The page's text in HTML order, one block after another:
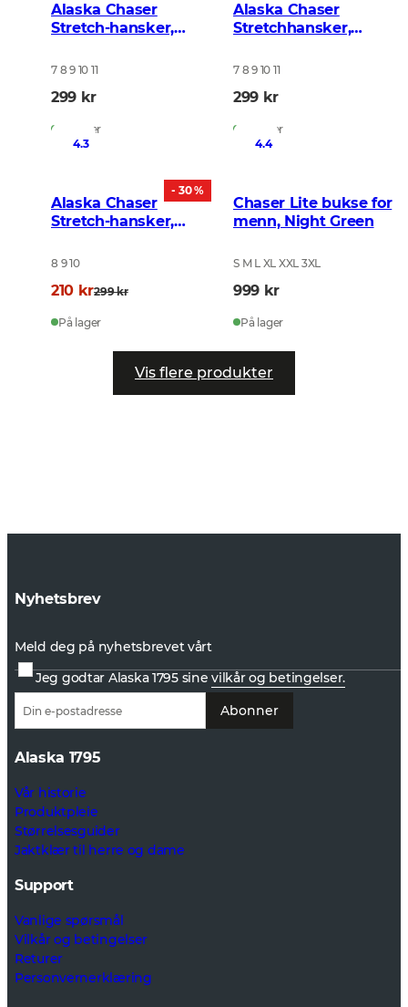
Alaska Chaser
Stretch-hansker,
7 8 9 10 11
299 kr
På lager
Alaska Chaser
Stretchhansker,
7 8 9 10 11
299 kr
På lager
- 30 %
4.3
Alaska Chaser
Stretch-hansker,
8 9 10
210 kr299 kr
På lager
4.4
Chaser Lite bukse for
menn, Night Green
S M L XL XXL 3XL
999 kr
På lager
Vis flere produkter
Nyhetsbrev
Meld deg på nyhetsbrevet vårt
Jeg godtar Alaska 1795 sinevilkår og betingelser.
Abonner
Alaska 1795
Vår historie
Produktpleie
Størrelsesguider
Jaktklær til herre og dame
Support
Vanlige spørsmål
Vilkår og betingelser
Returer
Personvernerklæring